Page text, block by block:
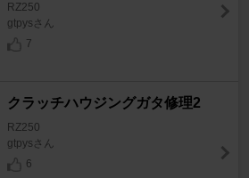
RZ250
gtpysさん
7
クラッチハウジングガタ修理2
RZ250
gtpysさん
6